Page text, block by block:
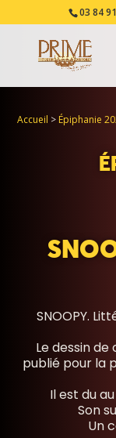
03 84
Accueil > Épiphanie
SNOOPY.
Le dessin
publié pour la
Il est du
Son
Un